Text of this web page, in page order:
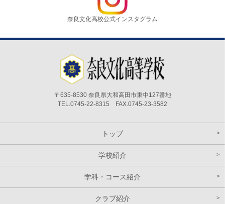
奈良文化高校公式インスタグラム
〒635-8530 奈良県大和高田市東中127番地
TEL.0745-22-8315 FAX.0745-23-3582
トップ
学校紹介
学科・コース紹介
クラブ紹介